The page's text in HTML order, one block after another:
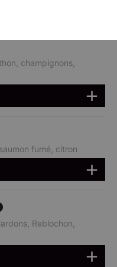
champignons,
fumé, citron
Reblochon,